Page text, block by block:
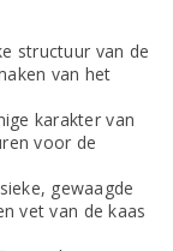
structuur van de
van het
karakter van
voor de
gewaagde
vet van de kaas